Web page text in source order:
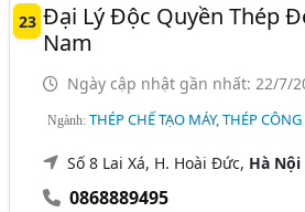
23 Đại Lý Độc Quyền Thép
Nam
Ngày cập nhật gần nhất: 22/7/
Ngành:THÉP CHẾ TẠO MÁY, THÉP CÔNG
Số 8 Lai Xá, H. Hoài Đức, Hà Nội
0868889495